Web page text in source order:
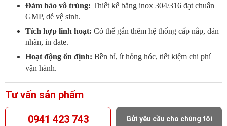
Đảm bảo vô trùng: Thiết kế bằng inox 304/316 đạt chuẩn
GMP, dễ vệ sinh.
Tích hợp linh hoạt: Có thể gắn thêm hệ thống cấp nắp, dán
nhãn, in date.
Hoạt động ổn định: Bền bỉ, ít hỏng hóc, tiết kiệm chi phí
vận hành.
Tư vấn sản phẩm
0941 423 743 Gửi yêu cầu cho chúng tôi